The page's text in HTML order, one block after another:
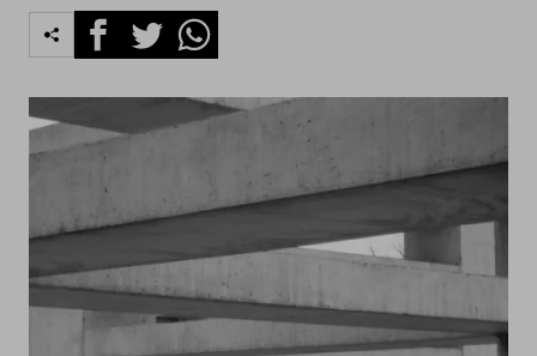
FacebookTwitterWhatsapp